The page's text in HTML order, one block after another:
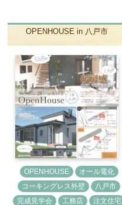
OPENHOUSE in 八戸市
OPENHOUSE オール電化
コーキングレス外壁 八戸市
完成見学会 工務店 注文住宅